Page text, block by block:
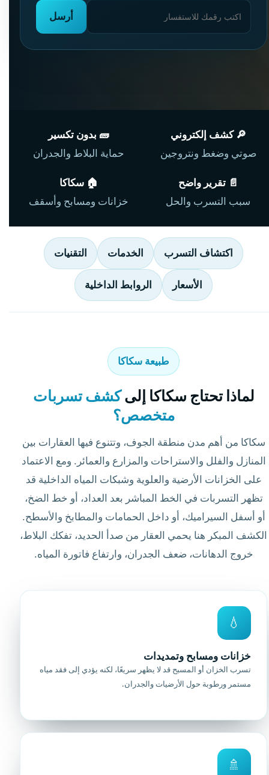
أرسل
🔎 كشف إلكتروني
صوتي وضغط ونتروجين
🧱 بدون تكسير
حماية البلاط والجدران
📄 تقرير واضح
سبب التسرب والحل
🏠 سكاكا
خزانات ومسابح وأسقف
اكتشاف التسرب الخدمات التقنيات
الأسعار الروابط الداخلية
طبيعة سكاكا
لماذا تحتاج سكاكا إلىكشف تسربات
متخصص؟
سكاكا من أهم مدن منطقة الجوف، وتتنوع فيها العقارات بين
المنازل والفلل والاستراحات والمزارع والعمائر. ومع الاعتماد
على الخزانات الأرضية والعلوية وشبكات المياه الداخلية قد
تظهر التسربات في الخط المباشر بعد العداد، أو خط الضخ،
أو أسفل السيراميك، أو داخل الحمامات والمطابخ والأسطح.
الكشف المبكر هنا يحمي العقار من صدأ الحديد، تفكك البلاط،
خروج الدهانات، ضعف الجدران، وارتفاع فاتورة المياه.
💧
خزانات ومسابح وتمديدات
تسرب الخزان أو المسبح قد لا يظهر سريعًا، لكنه يؤدي إلى فقد مياه
مستمر ورطوبة حول الأرضيات والجدران.
🚿